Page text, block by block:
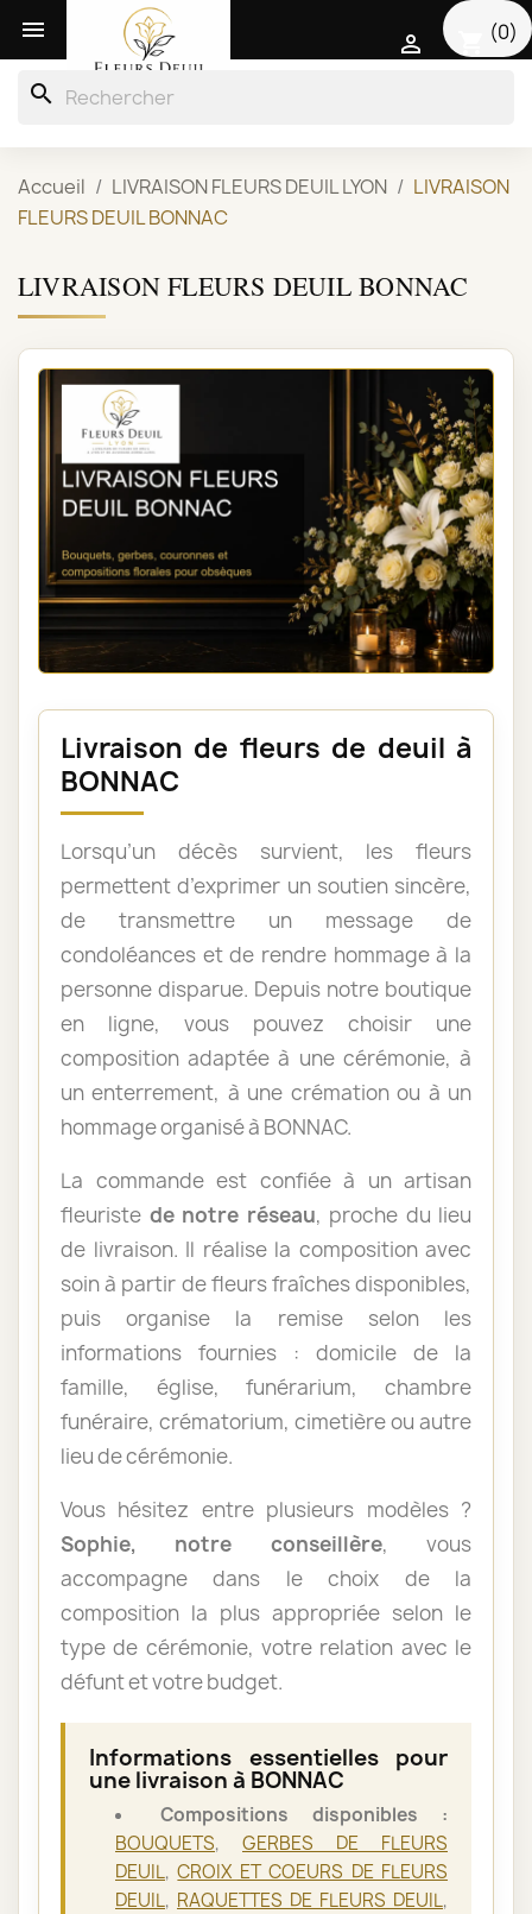
 (0)

search
Accueil LIVRAISON FLEURS DEUIL LYON
LIVRAISON
FLEURS DEUIL BONNAC
LIVRAISON FLEURS DEUIL BONNAC
Livraison de fleurs de deuil à
BONNAC
Lorsqu’un décès survient, les fleurs
permettent d’exprimer un soutien sincère,
de transmettre un message de
condoléances et de rendre hommage à la
personne disparue. Depuis notre boutique
en ligne, vous pouvez choisir une
composition adaptée à une cérémonie, à
un enterrement, à une crémation ou à un
hommage organisé à BONNAC.
La commande est confiée à un artisan
fleuriste de notre réseau, proche du lieu
de livraison. Il réalise la composition avec
soin à partir de fleurs fraîches disponibles,
puis organise la remise selon les
informations fournies : domicile de la
famille, église, funérarium, chambre
funéraire, crématorium, cimetière ou autre
lieu de cérémonie.
Vous hésitez entre plusieurs modèles ?
Sophie, notre conseillère, vous
accompagne dans le choix de la
composition la plus appropriée selon le
type de cérémonie, votre relation avec le
défunt et votre budget.
Informations essentielles pour
une livraison à BONNAC
Compositions disponibles :
BOUQUETS, GERBES DE FLEURS
DEUIL,CROIX ET COEURS DE FLEURS
DEUIL, RAQUETTES DE FLEURS DEUIL,